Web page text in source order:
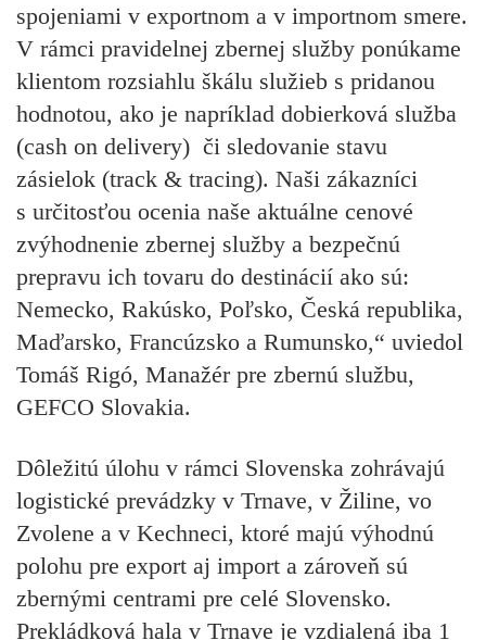
spojeniami v exportnom a v importnom smere.
V rámci pravidelnej zbernej služby ponúkame
klientom rozsiahlu škálu služieb s pridanou
hodnotou, ako je napríklad dobierková služba
(cash on delivery) či sledovanie stavu
zásielok (track & tracing). Naši zákazníci
s určitosťou ocenia naše aktuálne cenové
zvýhodnenie zbernej služby a bezpečnú
prepravu ich tovaru do destinácií ako sú:
Nemecko, Rakúsko, Poľsko, Česká republika,
Maďarsko, Francúzsko a Rumunsko,“ uviedol
Tomáš Rigó, Manažér pre zbernú službu,
GEFCO Slovakia.
Dôležitú úlohu v rámci Slovenska zohrávajú
logistické prevádzky v Trnave, v Žiline, vo
Zvolene a v Kechneci, ktoré majú výhodnú
polohu pre export aj import a zároveň sú
zbernými centrami pre celé Slovensko.
Prekládková hala v Trnave je vzdialená iba 1